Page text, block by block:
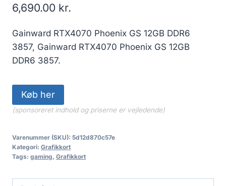
6,690.00 kr.
Gainward RTX4070 Phoenix GS 12GB DDR6
3857, Gainward RTX4070 Phoenix GS 12GB
DDR6 3857.
Køb her
(sponsoreret indhold og priserne er vejledende)
Varenummer (SKU): 5d12d870c57e
Kategori: Grafikkort
Tags: gaming, Grafikkort